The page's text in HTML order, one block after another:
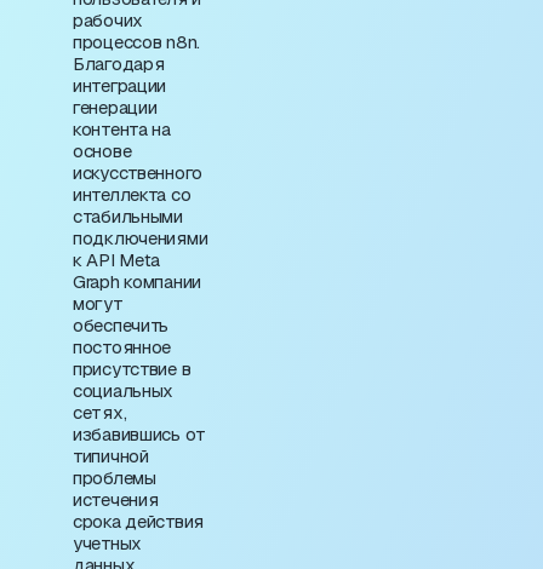
рабочих
процессов n8n.
Благодаря
интеграции
генерации
контента на
основе
искусственного
интеллекта со
стабильными
подключениями
к API Meta
Graph компании
могут
обеспечить
постоянное
присутствие в
социальных
сетях,
избавившись от
типичной
проблемы
истечения
срока действия
учетных